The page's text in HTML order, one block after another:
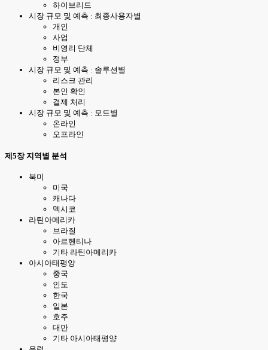
하이브리드
시장 규모 및 예측 : 최종사용자별
개인
사업
비영리 단체
정부
시장 규모 및 예측 : 솔루션별
리스크 관리
본인 확인
결제 처리
시장 규모 및 예측 : 모드별
온라인
오프라인
제5장 지역별 분석
북미
미국
캐나다
멕시코
라틴아메리카
브라질
아르헨티나
기타 라틴아메리카
아시아태평양
중국
인도
한국
일본
호주
대만
기타 아시아태평양